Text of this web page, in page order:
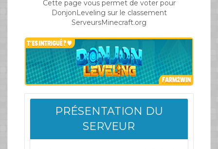
Cette page vous permet de voter pour
DonjonLeveling sur le classement
ServeursMinecraft.org
PRÉSENTATION DU
SERVEUR